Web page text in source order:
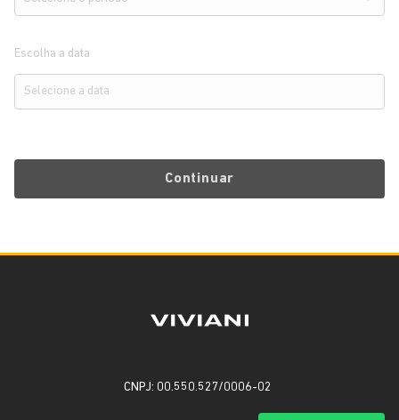
Escolha a data
Continuar
CNPJ: 00.550.527/0006-02